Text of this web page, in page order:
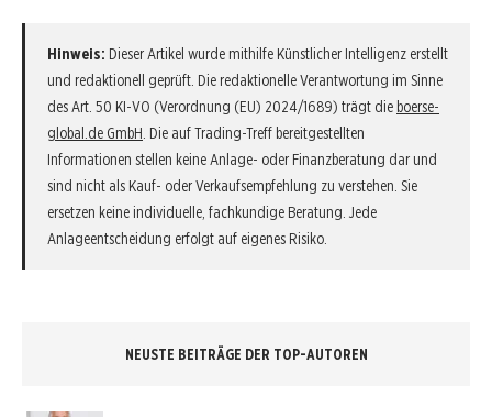
Hinweis: Dieser Artikel wurde mithilfe Künstlicher Intelligenz erstellt
und redaktionell geprüft. Die redaktionelle Verantwortung im Sinne
des Art. 50 KI-VO (Verordnung (EU) 2024/1689) trägt die boerse-
global.de GmbH . Die auf Trading-Treff bereitgestellten
Informationen stellen keine Anlage- oder Finanzberatung dar und
sind nicht als Kauf- oder Verkaufsempfehlung zu verstehen. Sie
ersetzen keine individuelle, fachkundige Beratung. Jede
Anlageentscheidung erfolgt auf eigenes Risiko.
NEUSTE BEITRÄGE DER TOP-AUTOREN